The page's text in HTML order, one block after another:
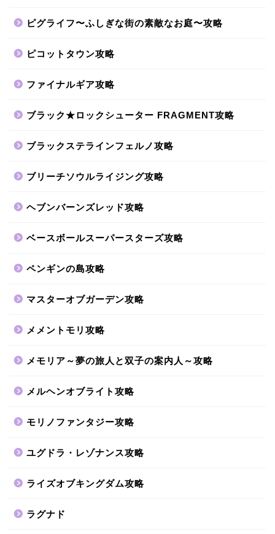
ピグライフ〜ふしぎな街の素敵なお庭〜攻略
ピコットタウン攻略
ファイナルギア攻略
ブラック★ロックシューター FRAGMENT攻略
ブラックステラインフェルノ攻略
ブリーチソウルライジング攻略
ヘブンバーンズレッド攻略
ベースボールスーパースターズ攻略
ペンギンの島攻略
マスターオブガーデン攻略
メメントモリ攻略
メモリア～夢の旅人と双子の案内人～攻略
メルヘンオブライト攻略
モリノファンタジー攻略
ユグドラ・レゾナンス攻略
ライズオブキングダム攻略
ラグナド